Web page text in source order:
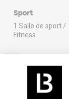
Sport
1 Salle de sport /
Fitness